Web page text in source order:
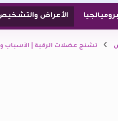
الأعراض
تشنج عضلات الرقبة | الأسباب